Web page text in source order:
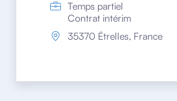
Temps partiel
Contrat intérim
35370 Étrelles, France